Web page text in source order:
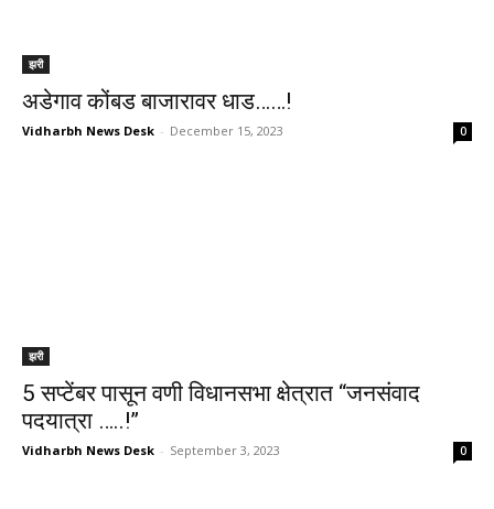
झरी
अडेगाव कोंबड बाजारावर धाड……!
Vidharbh News Desk - December 15, 2023 0
झरी
5 सप्टेंबर पासून वणी विधानसभा क्षेत्रात “जनसंवाद
पदयात्रा …..!”
Vidharbh News Desk - September 3, 2023 0